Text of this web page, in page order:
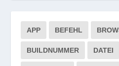
APP BEFEHL
BUILDNUMMER DATEI